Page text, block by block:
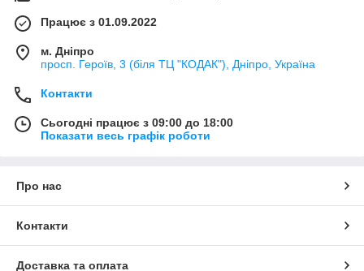
Працює з 01.09.2022
м. Дніпро
просп. Героїв, 3 (біля ТЦ "КОДАК"), Дніпро, Україна
Контакти
Сьогодні працює з 09:00 до 18:00
Показати весь графік роботи
Про нас
Контакти
Доставка та оплата